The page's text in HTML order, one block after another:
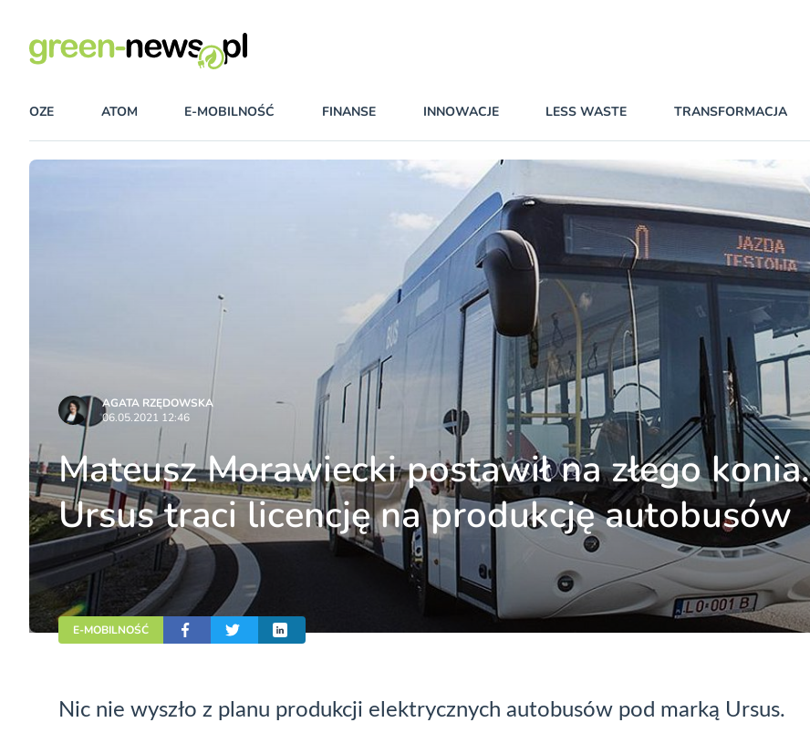
OZE ATOM E-MOBILNOŚĆ FINANSE INNOWACJE LESS WASTE TRANSFORMACJA
AGATA RZĘDOWSKA
06.05.2021 12:46
Mateusz Morawiecki postawił na złego konia.
Ursus traci licencję na produkcję autobusów
E-MOBILNOŚĆ
Nic nie wyszło z planu produkcji elektrycznych autobusów pod marką Ursus.